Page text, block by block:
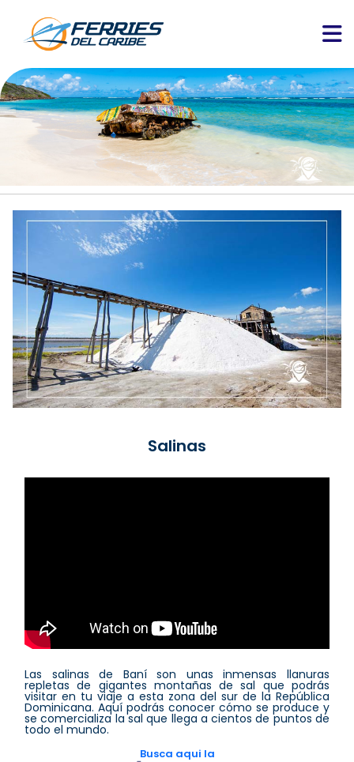
Salinas
Las salinas de Baní son unas inmensas llanuras
repletas de gigantes montañas de sal que podrás
visitar en tu viaje a esta zona del sur de la República
Dominicana. Aquí podrás conocer cómo se produce y
se comercializa la sal que llega a cientos de puntos de
todo el mundo.
Busca aqui la